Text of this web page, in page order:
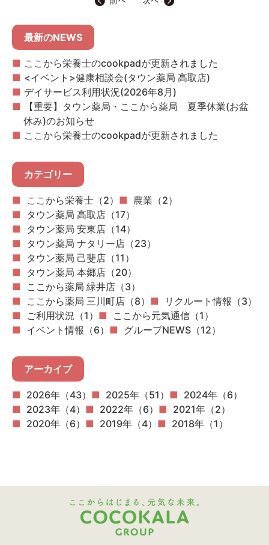
最新のNEWS
ここから栄養士のcookpadが更新されました
<イベント>健康相談会(タウン薬局 高取店)
デイサービス利用状況(2026年8月)
【重要】タウン薬局・ここから薬局 夏季休業(お盆
休み)のお知らせ
ここから栄養士のcookpadが更新されました
カテゴリー
ここから栄養士（2）
農業（2）
タウン薬局 高取店（17）
タウン薬局 安東店（14）
タウン薬局 ナタリー店（23）
タウン薬局 己斐店（11）
タウン薬局 本郷店（20）
ここから薬局 緑井店（3）
ここから薬局 三川町店（8）
リクルート情報（3）
ご利用状況（1）
ここから元気通信（1）
イベント情報（6）
グループNEWS（12）
アーカイブ
2026年（43） 2025年（51）
2024年（6）
2023年（4）
2022年（6）
2021年（2）
2020年（6）
2019年（4） 2018年（1）